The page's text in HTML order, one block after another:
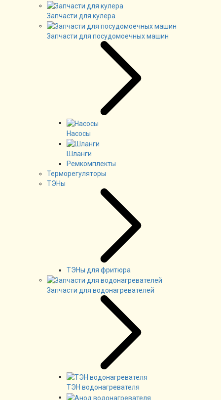
Запчасти для кулера
Запчасти для посудомоечных машин
Насосы
Шланги
Ремкомплекты
Терморегуляторы
ТЭНы
ТЭНы для фритюра
Запчасти для водонагревателей
ТЭН водонагревателя